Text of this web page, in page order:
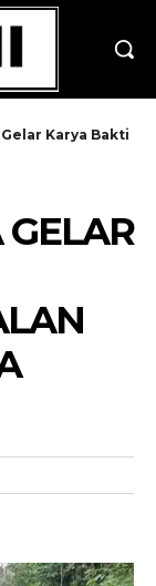
Karya Bakti